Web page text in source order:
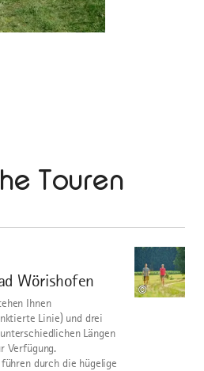
Touren
Wörishofen
©
Ihnen
Linie) und drei
Längen
Verfügung.
durch die hügelige